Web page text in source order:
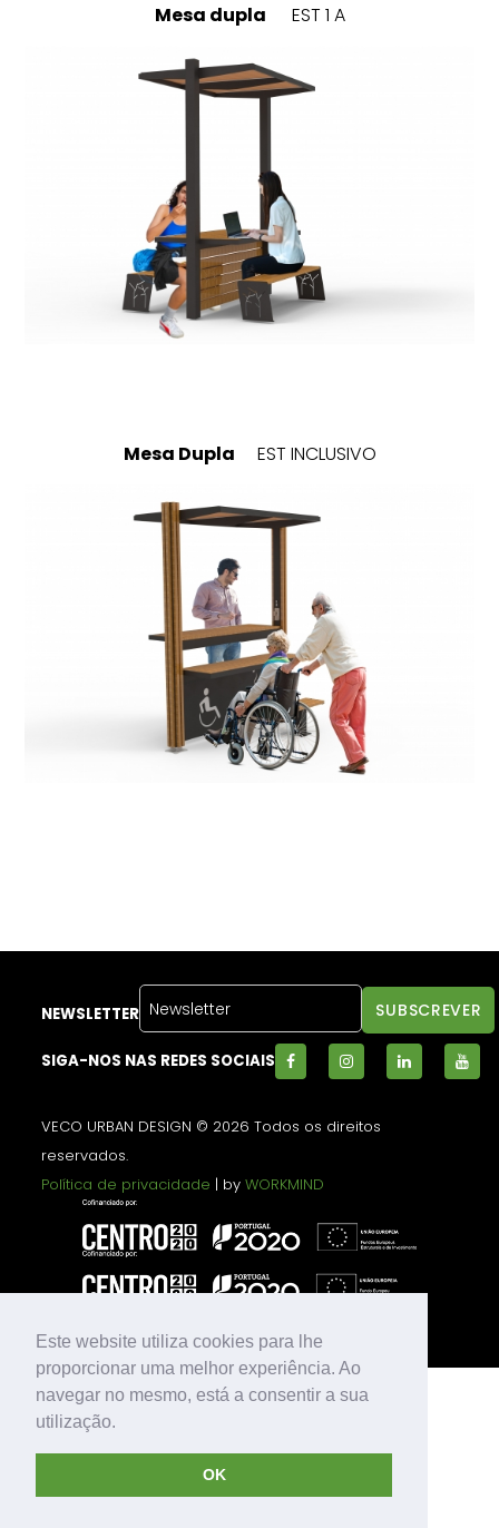
Este website utiliza cookies para lhe
proporcionar uma melhor experiência. Ao
navegar no mesmo, está a consentir a sua
utilização.
OK
Mesa dupla EST 1 A
Mesa Dupla EST INCLUSIVO
NEWSLETTER
SIGA-NOS NAS REDES SOCIAIS
VECO URBAN DESIGN © 2026 Todos os direitos
reservados.
Política de privacidade | byWORKMIND